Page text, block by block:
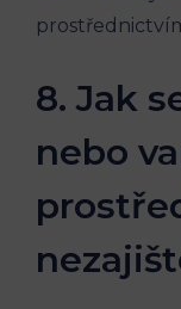
8. Jak⁢
⁤nebo